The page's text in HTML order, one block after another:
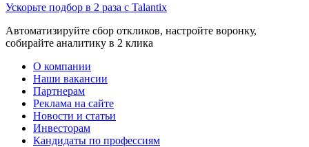
Ускорьте подбор в 2 раза с Talantix
Автоматизируйте сбор откликов, настройте воронку,
собирайте аналитику в 2 клика
О компании
Наши вакансии
Партнерам
Реклама на сайте
Новости и статьи
Инвесторам
Кандидаты по профессиям